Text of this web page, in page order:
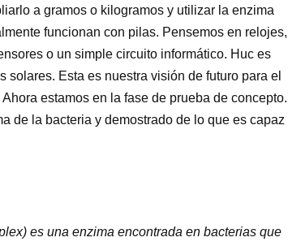
a gramos o kilogramos y utilizar la enzima
funcionan con pilas. Pensemos en relojes,
o un simple circuito informático. Huc es
Esta es nuestra visión de futuro para el
estamos en la fase de prueba de concepto.
de la bacteria y demostrado de lo que es capaz
es una enzima encontrada en bacterias que